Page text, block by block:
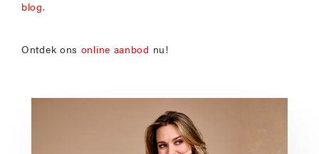
blog.
Ontdek ons online aanbod nu!